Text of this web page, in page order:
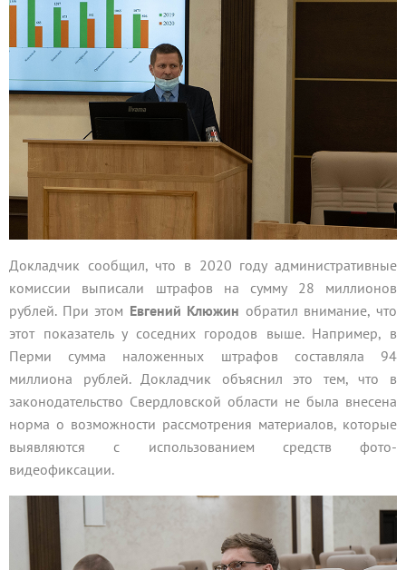
Докладчик сообщил, что в 2020 году административные
комиссии выписали штрафов на сумму 28 миллионов
рублей. При этом Евгений Клюжин обратил внимание, что
этот показатель у соседних городов выше. Например, в
Перми сумма наложенных штрафов составляла 94
миллиона рублей. Докладчик объяснил это тем, что в
законодательство Свердловской области не была внесена
норма о возможности рассмотрения материалов, которые
выявляются с использованием средств фото-
видеофиксации.